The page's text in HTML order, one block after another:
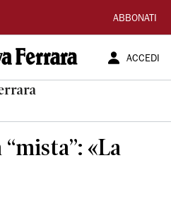
ABBONATI
ACCEDI
«La